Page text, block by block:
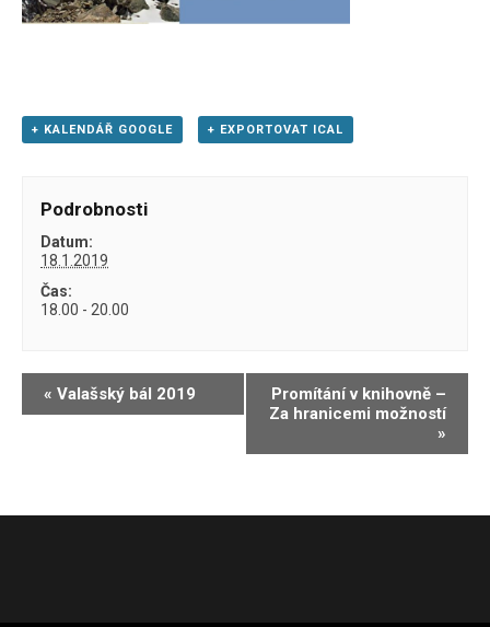
+ KALENDÁŘ GOOGLE + EXPORTOVAT ICAL
Podrobnosti
Datum:
18.1.2019
Čas:
18.00 - 20.00
Navigace
pro
« Valašský bál 2019
Promítání v knihovně –
Za hranicemi možností
»